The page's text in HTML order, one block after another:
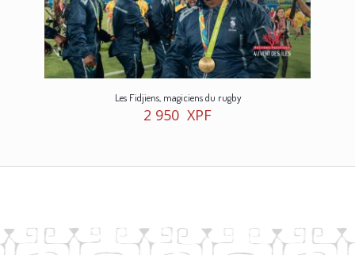
Les Fidjiens, magiciens du rugby
2 950 XPF